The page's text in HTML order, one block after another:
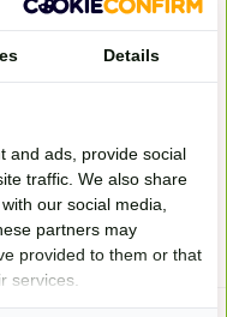
Balance+ Müsli
Vorteilspaket
MwSt. zzgl.Versandkosten
Details
and ads, provide social
traffic. We also share
our social media,
partners may
provided to them or that
services.